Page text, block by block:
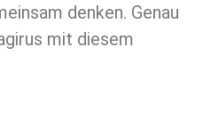
denken. Genau
mit diesem